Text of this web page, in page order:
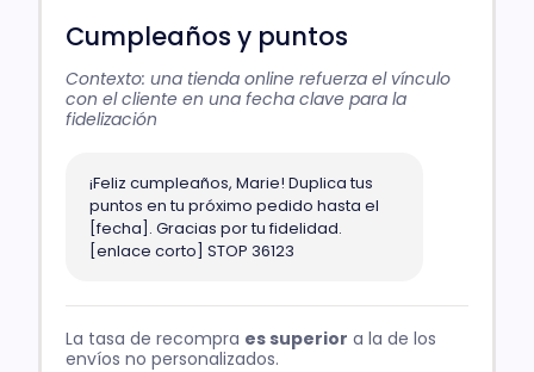
Cumpleaños y puntos
Contexto: una tienda online refuerza el vínculo
con el cliente en una fecha clave para la
fidelización
¡Feliz cumpleaños, Marie! Duplica tus
puntos en tu próximo pedido hasta el
[fecha]. Gracias por tu fidelidad.
[enlace corto] STOP 36123
La tasa de recompra es superior a la de los
envíos no personalizados.